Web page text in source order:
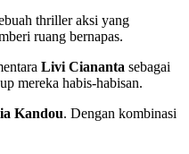
thriller aksi yang
ruang bernapas.
Livi Ciananta sebagai
mereka habis-habisan.
Kandou. Dengan kombinasi